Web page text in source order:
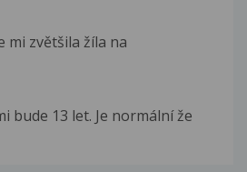
mi zvětšila žíla na
bude 13 let. Je normální že